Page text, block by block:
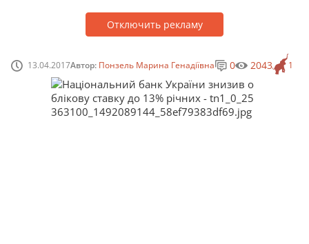
Отключить рекламу
13.04.2017Автор: Понзель Марина Генадіївна 1
0 2043